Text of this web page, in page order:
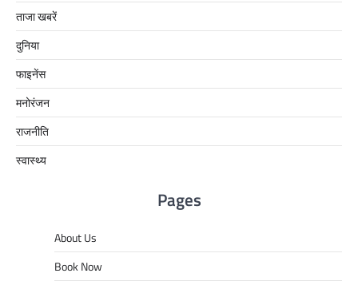
ताजा खबरें
दुनिया
फाइनेंस
मनोरंजन
राजनीति
स्वास्थ्य
Pages
About Us
Book Now